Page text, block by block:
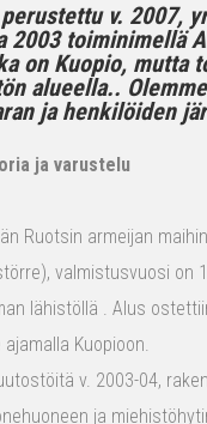
v. 2007,
2003 toiminimellä
on Kuopio, mutta
alueella..
ja henkilöiden
ja varustelu
Ruotsin armeijan
valmistusvuosi on
lähistöllä . Alus
Kuopioon.
v. 2003-04,
ja